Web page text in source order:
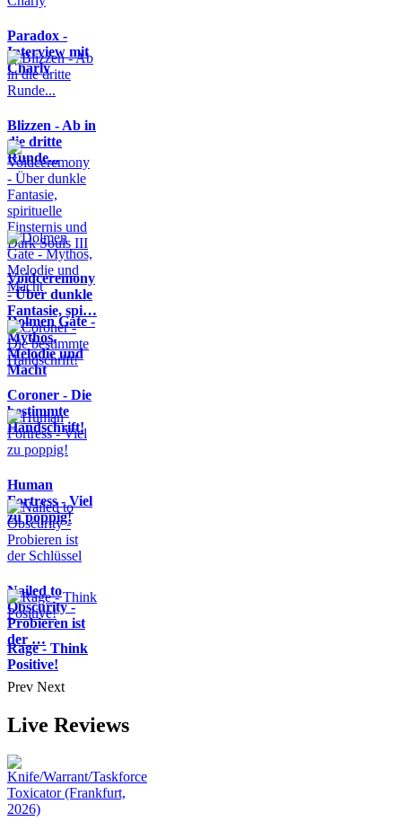
Paradox -
Interview mit
Charly
Blizzen - Ab in
die dritte
Runde...
Voidceremony
- Über dunkle
Fantasie, spi…
Dolmen Gate -
Mythos,
Melodie und
Macht
Coroner - Die
bestimmte
Handschrift!
Human
Fortress - Viel
zu poppig!
Nailed to
Obscurity -
Probieren ist
der …
Rage - Think
Positive!
Prev Next
Live Reviews